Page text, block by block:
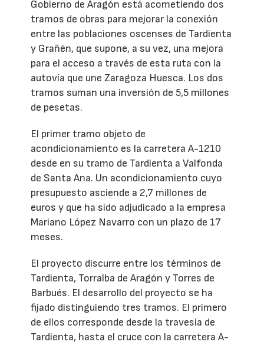
Gobierno de Aragón está acometiendo dos
tramos de obras para mejorar la conexión
entre las poblaciones oscenses de Tardienta
y Grañén, que supone, a su vez, una mejora
para el acceso a través de esta ruta con la
autovía que une Zaragoza Huesca. Los dos
tramos suman una inversión de 5,5 millones
de pesetas.
El primer tramo objeto de
acondicionamiento es la carretera A-1210
desde en su tramo de Tardienta a Valfonda
de Santa Ana. Un acondicionamiento cuyo
presupuesto asciende a 2,7 millones de
euros y que ha sido adjudicado a la empresa
Mariano López Navarro con un plazo de 17
meses.
El proyecto discurre entre los términos de
Tardienta, Torralba de Aragón y Torres de
Barbués. El desarrollo del proyecto se ha
fijado distinguiendo tres tramos. El primero
de ellos corresponde desde la travesía de
Tardienta, hasta el cruce con la carretera A-